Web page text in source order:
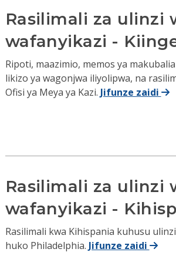
Rasilimali za ulinzi
wafanyikazi -
Ripoti, maazimio, memos ya
likizo ya wagonjwa iliyolipwa, na
Ofisi ya Meya ya Kazi. Jifunze zaidi
Rasilimali za ulinzi
wafanyikazi -
Rasilimali kwa Kihispania kuhusu
huko Philadelphia. Jifunze zaidi